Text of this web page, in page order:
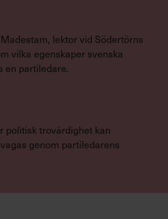
lektor vid Södertörns
vilka egenskaper svenska
en partiledare.
politisk trovärdighet kan
genom partiledarens